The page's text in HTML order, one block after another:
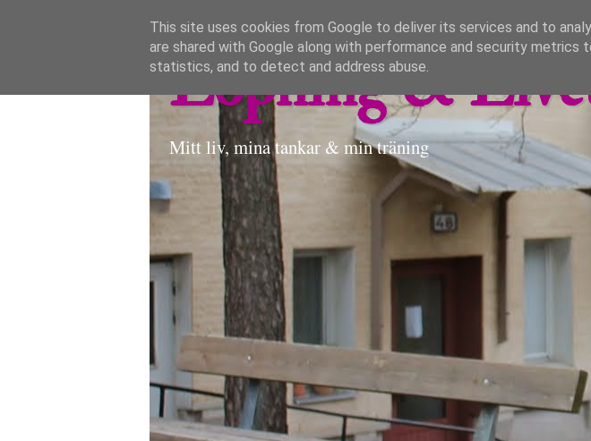
Löpning &
Mitt liv, mina tankar & min träning
This site uses cookies from Google to deliver its services and to
are shared with Google along with performance and security metrics
statistics, and to detect and address abuse.